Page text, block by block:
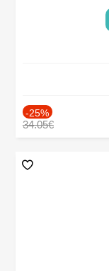
-25%
34.05€